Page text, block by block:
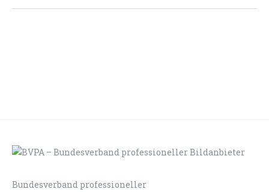
Bundesverband professioneller